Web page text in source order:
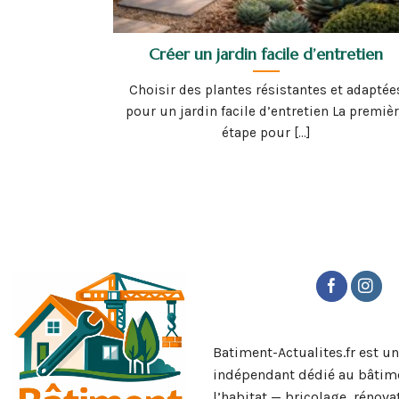
Créer un jardin facile d’entretien
Choisir des plantes résistantes et
pour un jardin facile d’entretien La
étape pour [...]
Batiment-Actualites.fr est
indépendant dédié au